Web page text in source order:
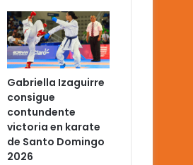
Gabriella Izaguirre
consigue
contundente
victoria en karate
de Santo Domingo
2026